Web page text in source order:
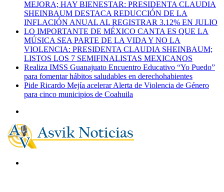
MEJORA; HAY BIENESTAR: PRESIDENTA CLAUDIA
SHEINBAUM DESTACA REDUCCIÓN DE LA
INFLACIÓN ANUAL AL REGISTRAR 3.12% EN JULIO
LO IMPORTANTE DE MÉXICO CANTA ES QUE LA
MÚSICA SEA PARTE DE LA VIDA Y NO LA
VIOLENCIA: PRESIDENTA CLAUDIA SHEINBAUM;
LISTOS LOS 7 SEMIFINALISTAS MEXICANOS
Realiza IMSS Guanajuato Encuentro Educativo “Yo Puedo”
para fomentar hábitos saludables en derechohabientes
Pide Ricardo Mejía acelerar Alerta de Violencia de Género
para cinco municipios de Coahuila